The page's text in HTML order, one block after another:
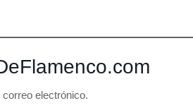
electrónico.